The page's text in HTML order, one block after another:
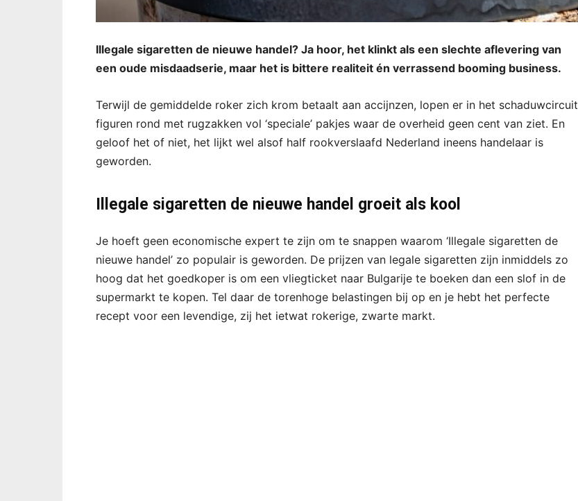
Illegale sigaretten de nieuwe handel? Ja hoor, het klinkt als een slechte aflevering van
een oude misdaadserie, maar het is bittere realiteit én verrassend booming business.
Terwijl de gemiddelde roker zich krom betaalt aan accijnzen, lopen er in het schaduwcircuit
figuren rond met rugzakken vol ‘speciale’ pakjes waar de overheid geen cent van ziet. En
geloof het of niet, het lijkt wel alsof half rookverslaafd Nederland ineens handelaar is
geworden.
Illegale sigaretten de nieuwe handel groeit als kool
Je hoeft geen economische expert te zijn om te snappen waarom ‘Illegale sigaretten de
nieuwe handel’ zo populair is geworden. De prijzen van legale sigaretten zijn inmiddels zo
hoog dat het goedkoper is om een vliegticket naar Bulgarije te boeken dan een slof in de
supermarkt te kopen. Tel daar de torenhoge belastingen bij op en je hebt het perfecte
recept voor een levendige, zij het ietwat rokerige, zwarte markt.